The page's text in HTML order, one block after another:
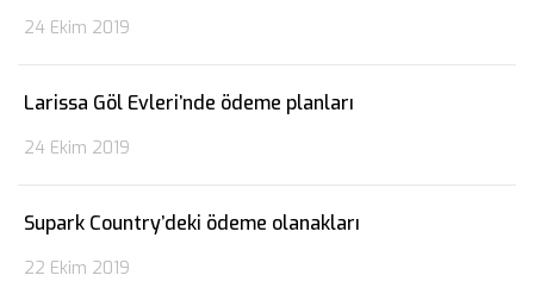
24 Ekim 2019
Larissa Göl Evleri’nde ödeme planları
24 Ekim 2019
Supark Country’deki ödeme olanakları
22 Ekim 2019